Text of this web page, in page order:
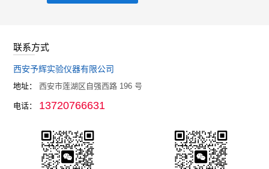
联系方式
西安予辉实验仪器有限公司
地址： 西安市莲湖区自强西路 196 号
电话： 13720766631